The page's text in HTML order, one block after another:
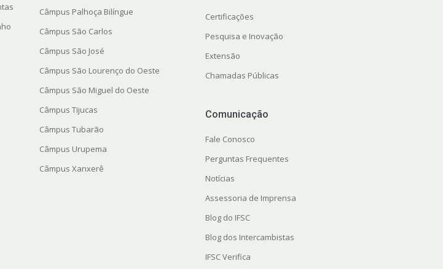
Câmpus Palhoça Bilíngue
Câmpus São Carlos
Câmpus São José
Câmpus São Lourenço do Oeste
Câmpus São Miguel do Oeste
Câmpus Tijucas
Câmpus Tubarão
Câmpus Urupema
Câmpus Xanxerê
Certificações
Pesquisa e Inovação
Extensão
Chamadas Públicas
Comunicação
Fale Conosco
Perguntas Frequentes
Notícias
Assessoria de Imprensa
Blog do IFSC
Blog dos Intercambistas
IFSC Verifica